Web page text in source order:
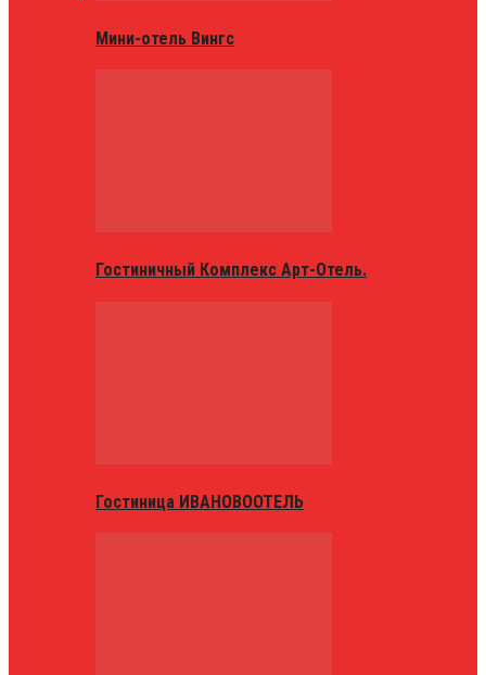
Мини-отель Вингс
Гостиничный Комплекс Арт-Отель.
Гостиница ИВАНОВООТЕЛЬ